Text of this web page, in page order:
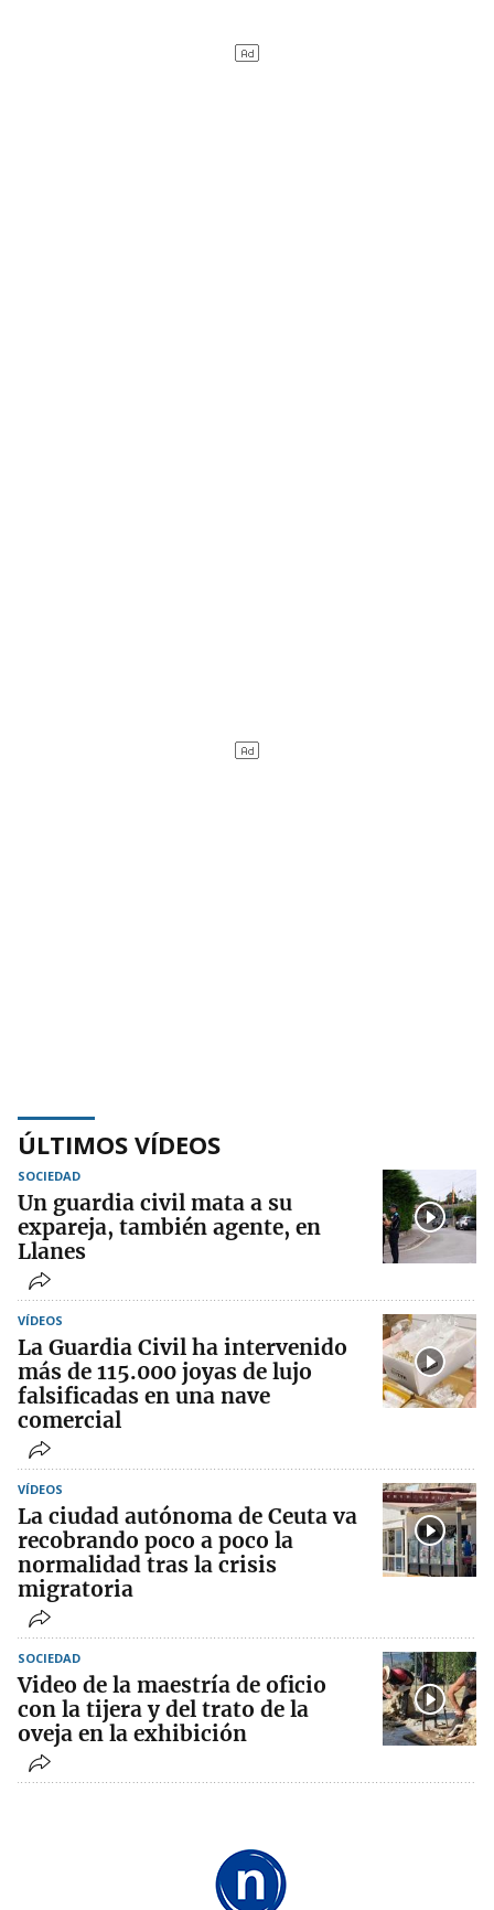
ÚLTIMOS VÍDEOS
SOCIEDAD
Un guardia civil mata a su
expareja, también agente, en
Llanes
VÍDEOS
La Guardia Civil ha intervenido
más de 115.000 joyas de lujo
falsificadas en una nave
comercial
VÍDEOS
La ciudad autónoma de Ceuta va
recobrando poco a poco la
normalidad tras la crisis
migratoria
SOCIEDAD
Video de la maestría de oficio
con la tijera y del trato de la
oveja en la exhibición